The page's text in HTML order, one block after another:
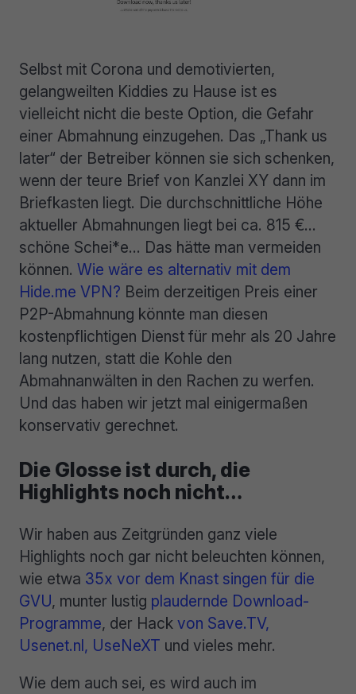
Selbst mit Corona und demotivierten,
gelangweilten Kiddies zu Hause ist es
vielleicht nicht die beste Option, die Gefahr
einer Abmahnung einzugehen. Das „Thank us
later“ der Betreiber können sie sich schenken,
wenn der teure Brief von Kanzlei XY dann im
Briefkasten liegt. Die durchschnittliche Höhe
aktueller Abmahnungen liegt bei ca. 815 €…
schöne Schei*e… Das hätte man vermeiden
können. Wie wäre es alternativ mit dem
Hide.me VPN? Beim derzeitigen Preis einer
P2P-Abmahnung könnte man diesen
kostenpflichtigen Dienst für mehr als 20 Jahre
lang nutzen, statt die Kohle den
Abmahnanwälten in den Rachen zu werfen.
Und das haben wir jetzt mal einigermaßen
konservativ gerechnet.
Die Glosse ist durch, die
Highlights noch nicht…
Wir haben aus Zeitgründen ganz viele
Highlights noch gar nicht beleuchten können,
wie etwa 35x vor dem Knast singen für die
GVU, munter lustig plaudernde Download-
Programme, der Hack von Save.TV,
Usenet.nl, UseNeXT und vieles mehr.
Wie dem auch sei, es wird auch im